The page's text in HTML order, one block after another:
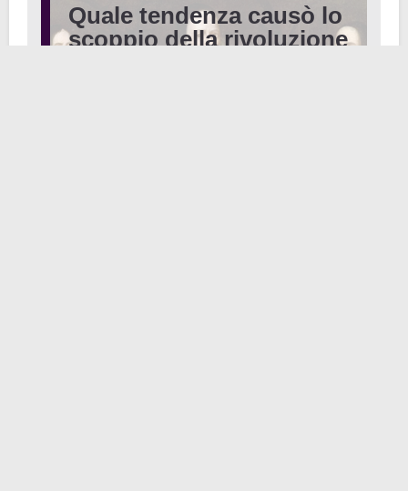
Quale tendenza causò lo
scoppio della rivoluzione